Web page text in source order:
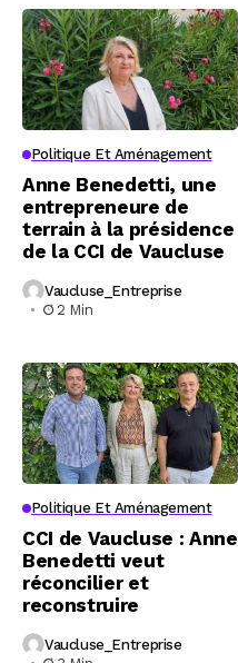
Politique Et Aménagement
Anne Benedetti, une
entrepreneure de
terrain à la présidence
de la CCI de Vaucluse
Vaucluse_Entreprise
2 Min
Politique Et Aménagement
CCI de Vaucluse : Anne
Benedetti veut
réconcilier et
reconstruire
Vaucluse_Entreprise